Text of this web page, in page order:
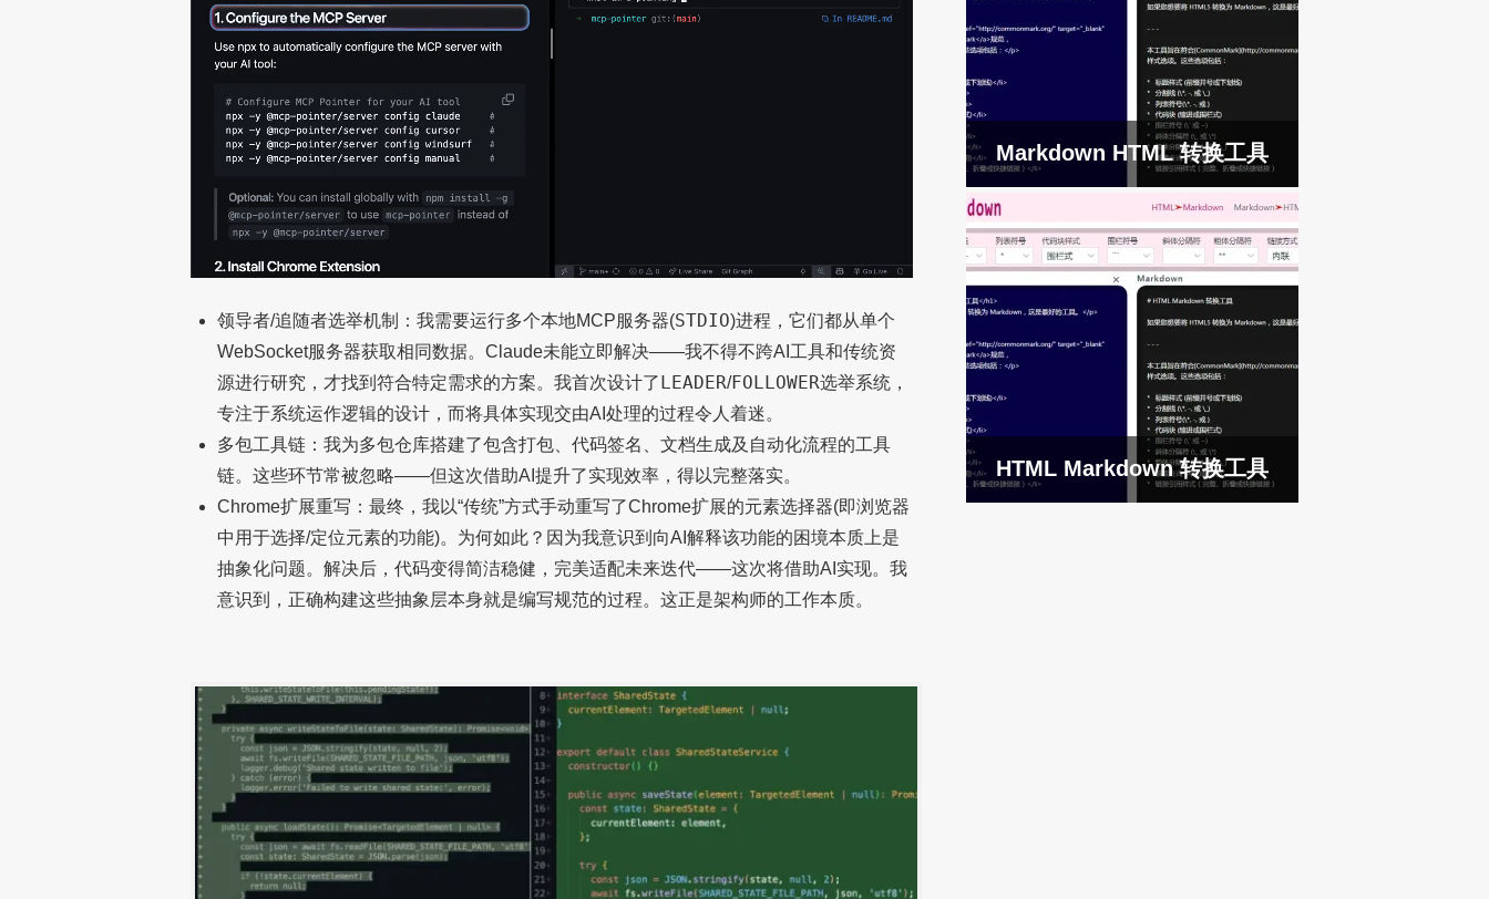
领导者/追随者选举机制：我需要运行多个本地MCP服务器(STDIO)进程，它们都从单个
WebSocket服务器获取相同数据。Claude未能立即解决——我不得不跨AI工具和传统资
源进行研究，才找到符合特定需求的方案。我首次设计了 LEADER/FOLLOWER选举系统，
专注于系统运作逻辑的设计，而将具体实现交由AI处理的过程令人着迷。
多包工具链：我为多包仓库搭建了包含打包、代码签名、文档生成及自动化流程的工具
链。这些环节常被忽略——但这次借助AI提升了实现效率，得以完整落实。
Chrome扩展重写：最终，我以“传统”方式手动重写了Chrome扩展的元素选择器(即浏览器
中用于选择/定位元素的功能)。为何如此？因为我意识到向AI解释该功能的困境本质上是
抽象化问题。解决后，代码变得简洁稳健，完美适配未来迭代——这次将借助AI实现。我
意识到，正确构建这些抽象层本身就是编写规范的过程。这正是架构师的工作本质。
Markdown HTML 转换工具
HTML Markdown 转换工具